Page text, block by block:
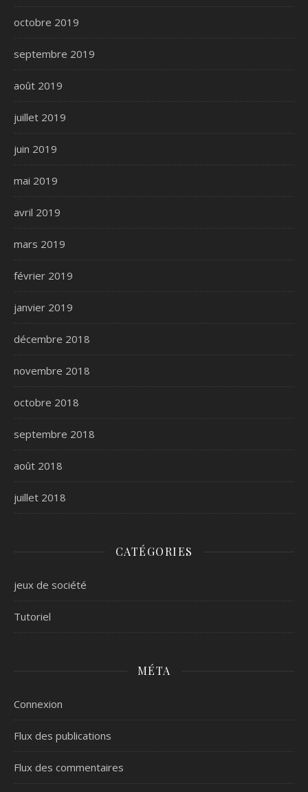
octobre 2019
septembre 2019
août 2019
juillet 2019
juin 2019
mai 2019
avril 2019
mars 2019
février 2019
janvier 2019
décembre 2018
novembre 2018
octobre 2018
septembre 2018
août 2018
juillet 2018
CATÉGORIES
jeux de société
Tutoriel
MÉTA
Connexion
Flux des publications
Flux des commentaires